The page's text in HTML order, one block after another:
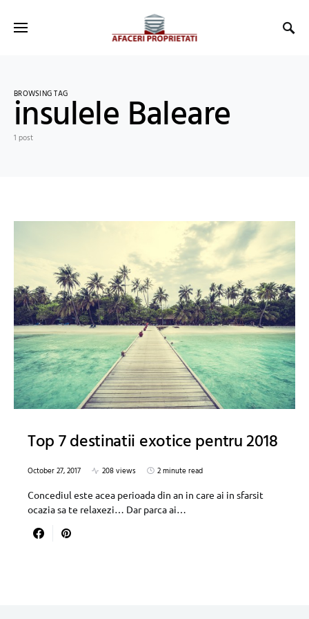
BROWSING TAG
insulele Baleare
1 post
Top 7 destinatii exotice pentru 2018
October 27, 2017 208 views
2 minute read
Concediul este acea perioada din an in care ai in sfarsit
ocazia sa te relaxezi… Dar parca ai…